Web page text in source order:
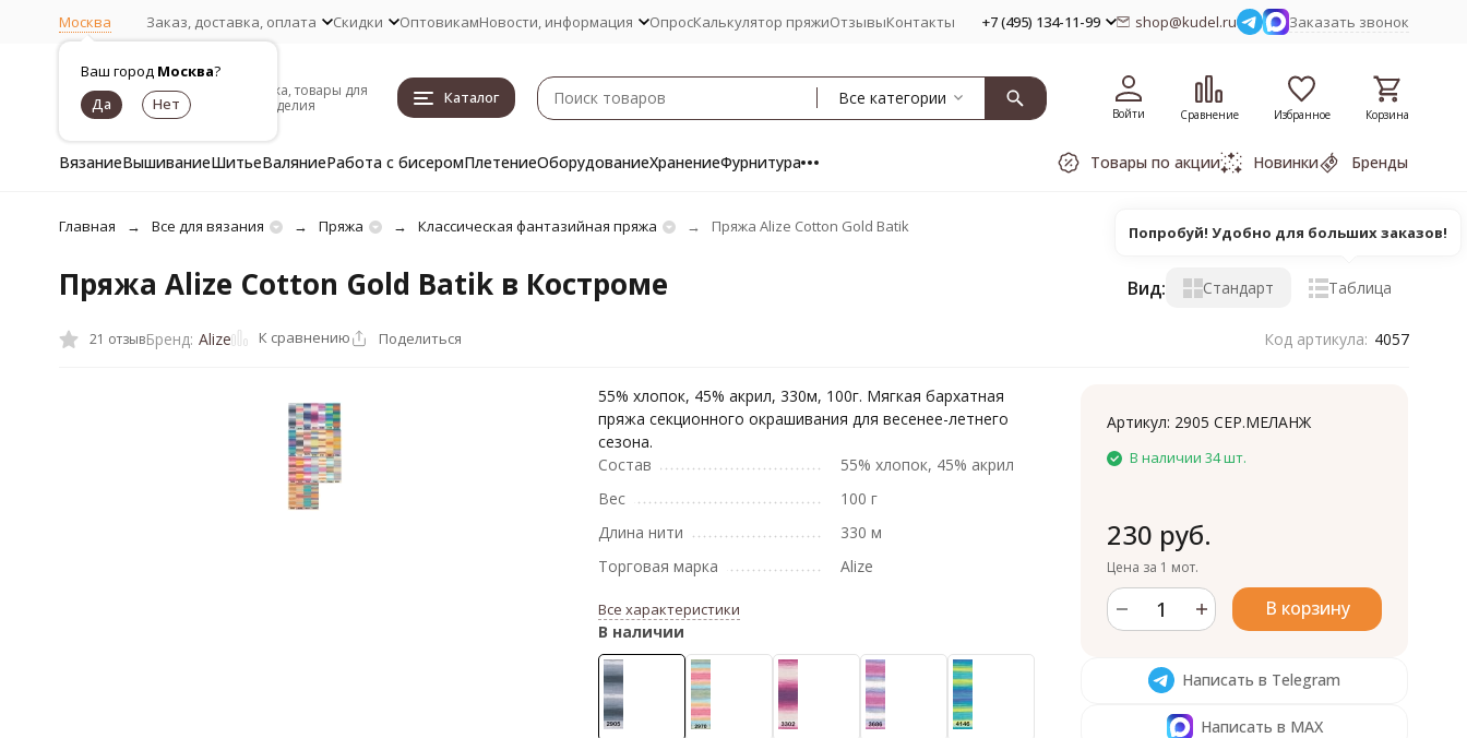
Москва
Ваш город Москва?
Заказ, доставка, оплата Скидки ОптовикамНовости, информация ОпросКалькулятор пряжиОтзывыКонтакты +7 (495) 134-11-99 shop@kudel.ru Заказать звонок
Пряжа, товары для
рукоделия
Каталог Все категории
Войти Сравнение Избранное Корзина
ВязаниеВышиваниеШитьеВаляниеРабота с бисеромПлетениеОборудованиеХранениеФурнитура Товары по акции Новинки Бренды
Главная Все для вязания Пряжа Классическая фантазийная пряжа Пряжа Alize Cotton Gold Batik
Пряжа Alize Cotton Gold Batik в Костроме Вид: Стандарт Таблица
21 отзывБренд: Alize К сравнению Поделиться Код артикула: 4057
55% хлопок, 45% акрил, 330м, 100г. Мягкая бархатная
пряжа секционного окрашивания для весенее-летнего
сезона.
Состав
55% хлопок, 45% акрил
Вес
100 г
Длина нити
330 м
Торговая марка
Alize
Все характеристики
В наличии
Артикул: 2905 СЕР.МЕЛАНЖ
В наличии 34 шт.
230 руб.
Цена за 1 мот.
В корзину
Написать в Telegram
Написать в MAX
Попробуй! Удобно для больших заказов!